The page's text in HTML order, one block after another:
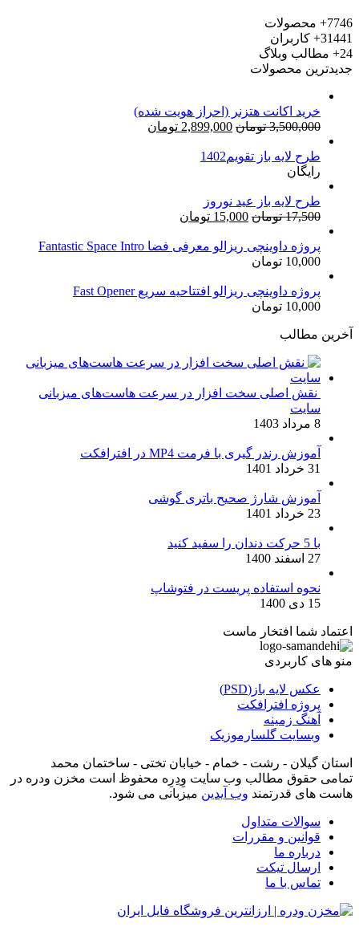
7746+
محصولات
31441+
کاربران
24+
مطالب وبلاگ
جدیدترین محصولات
خرید اکانت هتزنر (احراز هویت شده)
3,500,000 تومان قیمت
2,899,000 تومان
طرح لایه باز تقویم1402
رایگان
طرح لایه باز عید نوروز
17,500 تومان قیمت
17,500 تومان
15,000 تومان
15,000 تومان.
پروژه داوینچی ریزالو معرفی فضا Fantastic Space Intro
10,000 تومان
پروژه داوینچی ریزالو افتتاحیه سریع Fast Opener
10,000 تومان
آخرین مطالب
نقش اصلی سخت افزار در سرعت هاست‌های میزبانی
سایت
8 مرداد 1403
آموزش رندر گیری با فرمت MP4 در افترافکت
31 خرداد 1401
آموزش شارژ صحیح باتری گوشی
23 خرداد 1401
با 5 حرکت دندان را سفید کنید
27 اسفند 1400
نحوه استفاده پریست در فتوشاپ
15 دی 1400
اعتماد شما افتخار ماست
منو های کاربردی
عکس لایه باز(PSD)
پروژه افترافکت
آهنگ زمینه
وبسایت گلسارموزیک
استان گیلان - رشت - خمام - خیابان تختی - ساختمان محمد
تمامی حقوق مطالب وب سایت وِدِرِه محفوظ است مخزن ودره در
هاست های قدرتمند وب آیدین میزبانی می شود.
سوالات متداول
قوانین و مقررات
درباره ما
ارسال تیکت
تماس با ما